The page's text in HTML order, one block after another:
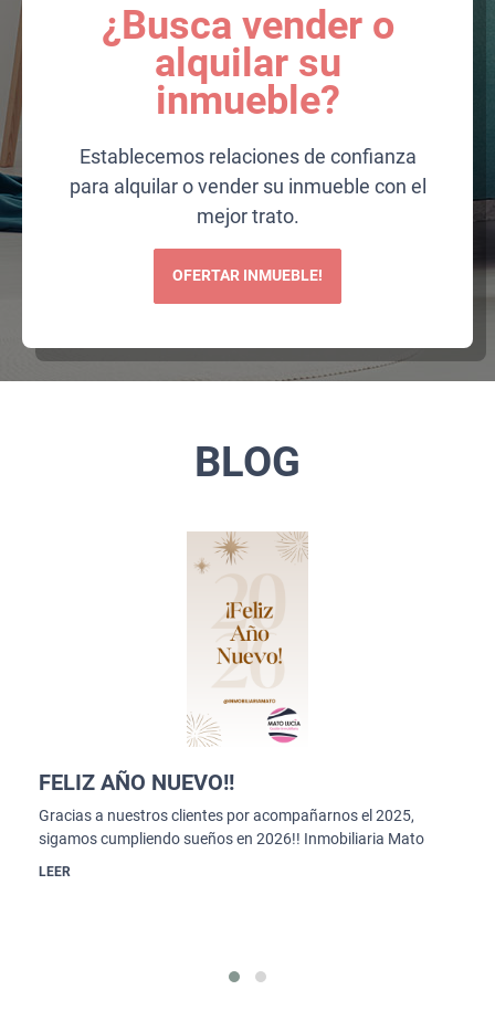
¿Busca vender o
alquilar su
inmueble?
Establecemos relaciones de confianza
para alquilar o vender su inmueble con el
mejor trato.
OFERTAR INMUEBLE!
BLOG
FELIZ AÑO NUEVO!!
Gracias a nuestros clientes por acompañarnos el 2025,
sigamos cumpliendo sueños en 2026!! Inmobiliaria Mato
LEER